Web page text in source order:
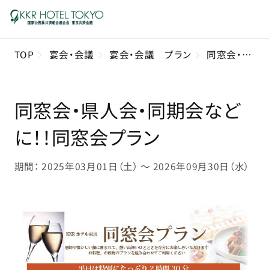
TOP 宴会・会議 宴会・会議 プラン 同窓会・県人会・同期会などに！！同窓会プラン
同窓会・県人会・同期会など
に！！同窓会プラン
期間： 2025年03月01日（土） 〜 2026年09月30日（水）